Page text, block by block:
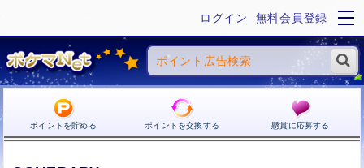
ログイン 無料会員登録
ポイントを貯める ポイントを交換する 懸賞に応募する